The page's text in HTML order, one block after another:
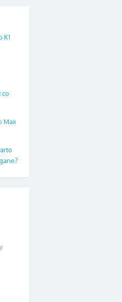
K1
co
Max